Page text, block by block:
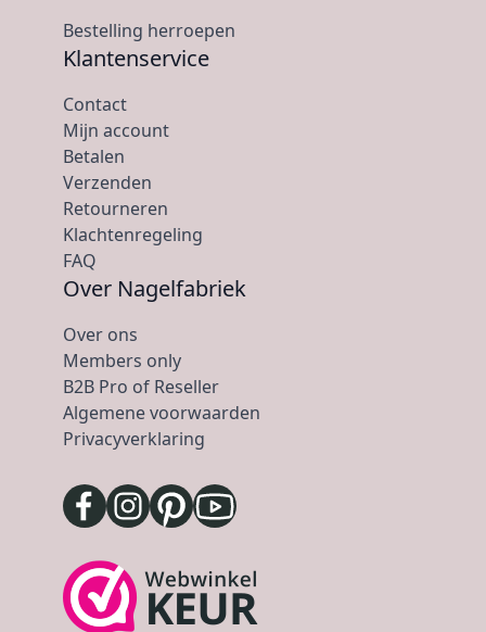
Bestelling herroepen
Klantenservice
Contact
Mijn account
Betalen
Verzenden
Retourneren
Klachtenregeling
FAQ
Over Nagelfabriek
Over ons
Members only
B2B Pro of Reseller
Algemene voorwaarden
Privacyverklaring